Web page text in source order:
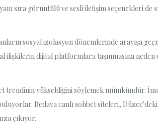
sıra görüntülü ve sesli iletişim seçenekleri
sosyal izolasyon dönemlerinde arayışa
ilişkilerin dijital platformlara taşınmasına
trendinin yükseldiğini söylemek mümkündür.
Bedava canlı sohbet siteleri,
çıkıyor.